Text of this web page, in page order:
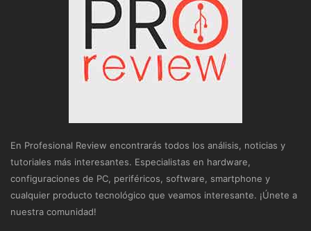
En Profesional Review encontrarás todos los análisis, noticias y
tutoriales más interesantes. Especialistas en hardware,
configuraciones de PC, periféricos, software, smartphone y
cualquier producto tecnológico que veamos interesante. ¡Únete a
nuestra comunidad!